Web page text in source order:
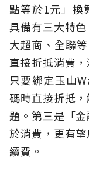
點等於1元」換
具備有三大特
大超商、全聯
直接折抵消費
只要綁定玉山
碼時直接折抵
題。第三是「
於消費，更有
續費。